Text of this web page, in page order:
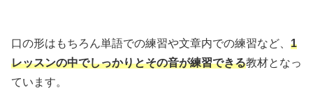
口の形はもちろん単語での練習や文章内での練習など、 1
レッスンの中でしっかりとその音が練習できる教材となっ
ています。